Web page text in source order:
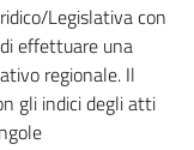
Legislativa con
effettuare una
regionale. Il
gli indici degli atti